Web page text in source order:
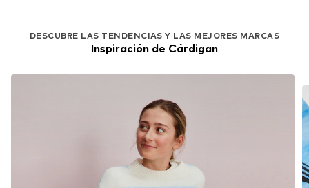
DESCUBRE LAS TENDENCIAS Y LAS MEJORES MARCAS
Inspiración de Cárdigan